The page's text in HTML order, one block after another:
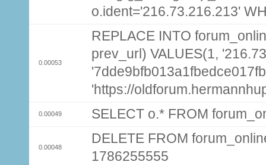
o.ident='216.73.216.213'
0.00053
REPLACE INTO
prev_url) VALUES(1,
'https://
0.00049 SELECT o.* FROM
0.00048
DELETE FROM
1786255555